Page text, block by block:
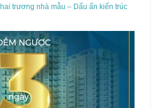
trương nhà mẫu – Dấu ấn kiến trúc